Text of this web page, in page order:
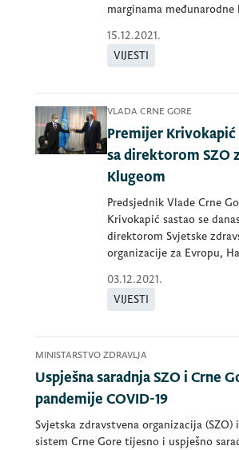
marginama međunarodne
15.12.2021.
VIJESTI
VLADA CRNE GORE
Premijer Krivokapić
sa direktorom SZO
Klugeom
Predsjednik Vlade Crne
Krivokapić sastao se
direktorom Svjetske
organizacije za Evropu,
03.12.2021.
VIJESTI
MINISTARSTVO ZDRAVLJA
Uspješna saradnja SZO i Crne
pandemije COVID-19
Svjetska zdravstvena organizacija (SZO)
sistem Crne Gore tijesno i uspješno